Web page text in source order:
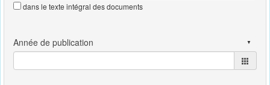
dans le texte intégral des documents